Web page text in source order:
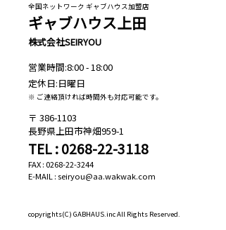
全国ネットワーク ギャブハウス加盟店
ギャブハウス上田
株式会社SEIRYOU
営業時間:8:00 - 18:00
定休日:日曜日
※ ご連絡頂ければ時間外も対応可能です。
386-1103
長野県上田市神畑959-1
TEL : 0268-22-3118
FAX : 0268-22-3244
E-MAIL : seiryou@aa.wakwak.com
copyrights(C) GABHAUS.inc All Rights Reserved.